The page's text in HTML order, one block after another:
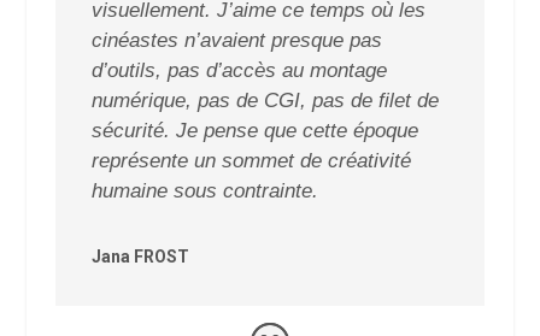
visuellement. J’aime ce temps où les
cinéastes n’avaient presque pas
d’outils, pas d’accès au montage
numérique, pas de CGI, pas de filet de
sécurité. Je pense que cette époque
représente un sommet de créativité
humaine sous contrainte.
Jana FROST